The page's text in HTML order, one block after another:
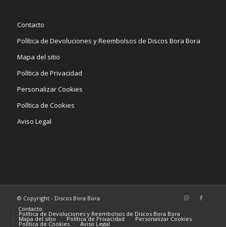
Contacto
Política de Devoluciones y Reembolsos de Discos Bora Bora
Mapa del sitio
Política de Privacidad
Personalizar Cookies
Política de Cookies
Aviso Legal
© Copyright - Discos Bora Bora
Contacto
Política de Devoluciones y Reembolsos de Discos Bora Bora
Mapa del sitio Política de Privacidad Personalizar Cookies
Política de Cookies Aviso Legal